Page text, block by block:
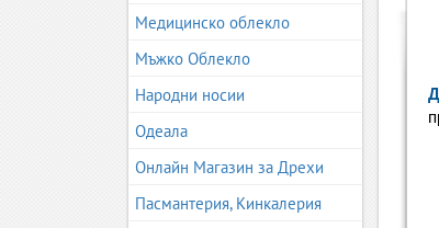
Медицинско облекло
Мъжко Облекло
Народни носии
Одеала
Онлайн Магазин за Дрехи
Пасмантерия, Кинкалерия